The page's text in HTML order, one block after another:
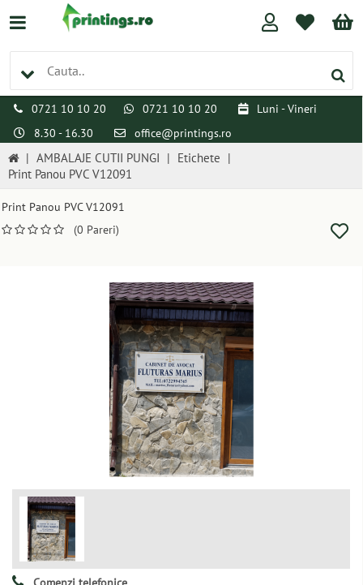
0721 10 10 20 0721 10 10 20
Luni - Vineri
8.30 - 16.30
office@printings.ro
| AMBALAJE CUTII PUNGI | Etichete |
Print Panou PVC V12091
Print Panou PVC V12091
(0 Pareri)